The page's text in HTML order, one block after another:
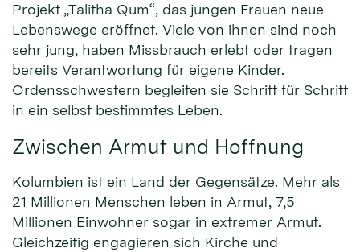
Projekt „Talitha Qum“, das jungen Frauen neue
Lebenswege eröffnet. Viele von ihnen sind noch
sehr jung, haben Missbrauch erlebt oder tragen
bereits Verantwortung für eigene Kinder.
Ordensschwestern begleiten sie Schritt für Schritt
in ein selbst bestimmtes Leben.
Zwischen Armut und Hoffnung
Kolumbien ist ein Land der Gegensätze. Mehr als
21 Millionen Menschen leben in Armut, 7,5
Millionen Einwohner sogar in extremer Armut.
Gleichzeitig engagieren sich Kirche und